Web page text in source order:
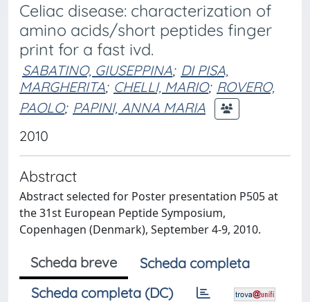
Celiac disease: characterization of
amino acids/short peptides finger
print for a fast ivd.
SABATINO, GIUSEPPINA; DI PISA,
MARGHERITA; CHELLI, MARIO; ROVERO,
PAOLO; PAPINI, ANNA MARIA
2010
Abstract
Abstract selected for Poster presentation P505 at
the 31st European Peptide Symposium,
Copenhagen (Denmark), September 4-9, 2010.
Scheda breve
Scheda completa
Scheda completa (DC)